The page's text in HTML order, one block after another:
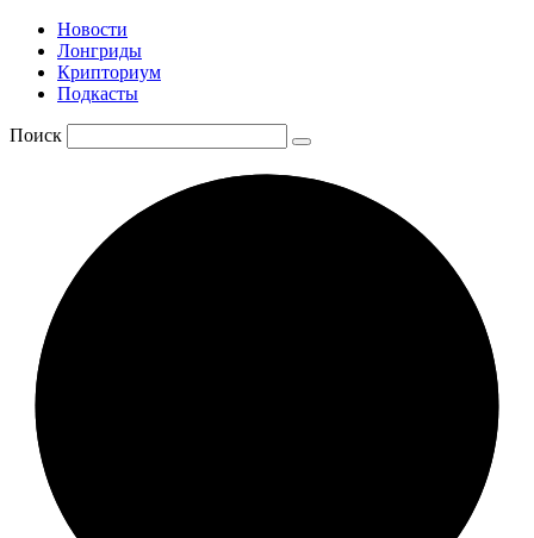
Новости
Лонгриды
Крипториум
Подкасты
Поиск